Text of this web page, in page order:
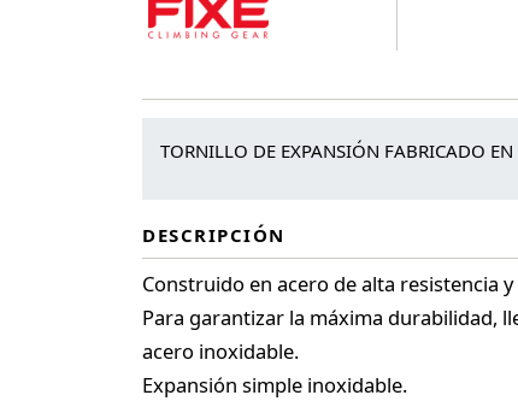
MM
TORNILLO DE EXPANSIÓN FABRICADO
DESCRIPCIÓN
Construido en acero de alta resistencia
Para garantizar la máxima durabilidad,
acero inoxidable.
Expansión simple inoxidable.